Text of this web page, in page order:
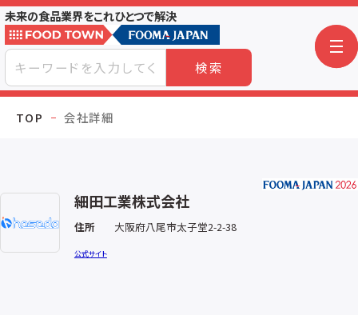
未来の食品業界をこれひとつで解決
検索
TOP 会社詳細
細田工業株式会社
住所 大阪府八尾市太子堂2-2-38
公式サイト